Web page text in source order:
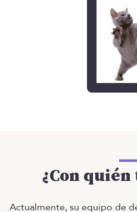
¿Con
Actualmente, su equipo de